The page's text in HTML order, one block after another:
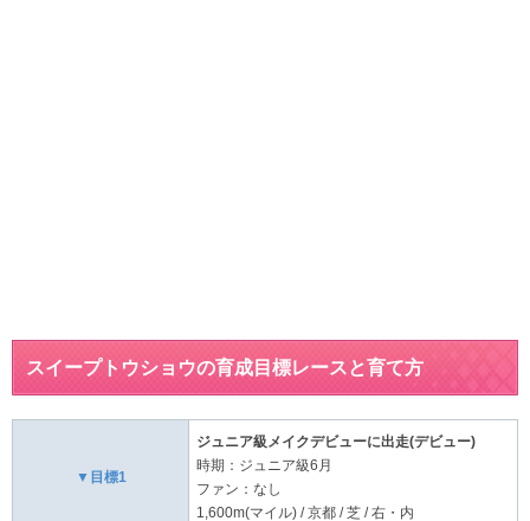
スイープトウショウの育成目標レースと育て方
▼目標1
ジュニア級メイクデビューに出走(デビュー)
時期：ジュニア級6月
ファン：なし
1,600m(マイル) / 京都 / 芝 / 右・内